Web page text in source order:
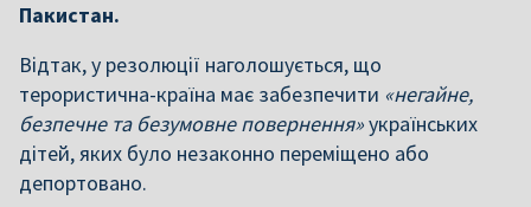
Пакистан.
Відтак, у резолюції наголошується, що
терористична-країна має забезпечити «негайне,
безпечне та безумовне повернення»українських
дітей, яких було незаконно переміщено або
депортовано.